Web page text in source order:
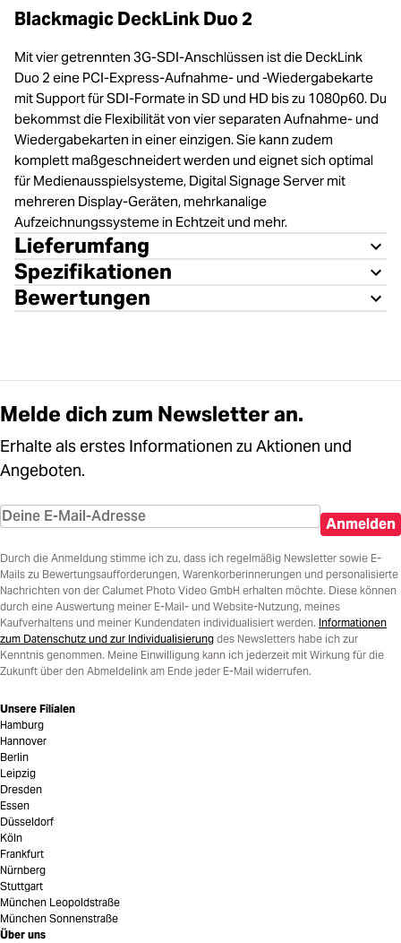
Blackmagic DeckLink Duo 2
Mit vier getrennten 3G-SDI-Anschlüssen ist die DeckLink
Duo 2 eine PCI-Express-Aufnahme- und ‑Wiedergabekarte
mit Support für SDI-Formate in SD und HD bis zu 1080p60. Du
bekommst die Flexibilität von vier separaten Aufnahme- und
Wiedergabekarten in einer einzigen. Sie kann zudem
komplett maßgeschneidert werden und eignet sich optimal
für Medienausspielsysteme, Digital Signage Server mit
mehreren Display-Geräten, mehrkanalige
Aufzeichnungssysteme in Echtzeit und mehr.
Lieferumfang
Spezifikationen
Bewertungen
Melde dich zum Newsletter an.
Erhalte als erstes Informationen zu Aktionen und
Angeboten.
Anmelden
Durch die Anmeldung stimme ich zu, dass ich regelmäßig Newsletter sowie E-
Mails zu Bewertungsaufforderungen, Warenkorberinnerungen und personalisierte
Nachrichten von der Calumet Photo Video GmbH erhalten möchte. Diese können
durch eine Auswertung meiner E-Mail- und Website-Nutzung, meines
Kaufverhaltens und meiner Kundendaten individualisiert werden. Informationen
zum Datenschutz und zur Individualisierung des Newsletters habe ich zur
Kenntnis genommen. Meine Einwilligung kann ich jederzeit mit Wirkung für die
Zukunft über den Abmeldelink am Ende jeder E-Mail widerrufen.
Unsere Filialen
Hamburg
Hannover
Berlin
Leipzig
Dresden
Essen
Düsseldorf
Köln
Frankfurt
Nürnberg
Stuttgart
München Leopoldstraße
München Sonnenstraße
Über uns